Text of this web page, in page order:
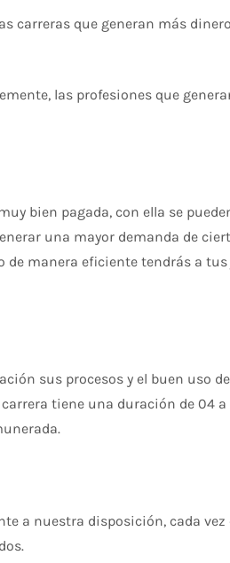
carreras que generan más
las profesiones que
bien pagada, con ella se
una mayor demanda de
de manera eficiente tendrás a
sus procesos y el buen uso
tiene una duración de 04 a
a nuestra disposición, cada